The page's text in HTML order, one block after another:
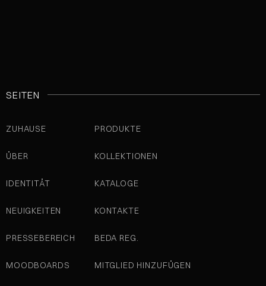
SEITEN
ZUHAUSE
ÜBER
IDENTITÄT
NEUIGKEITEN
PRESSEBEREICH
MOODBOARDS
PRODUKTE
KOLLEKTIONEN
KATALOGE
KONTAKTE
BEDA REG.
MITGLIED HINZUFÜGEN